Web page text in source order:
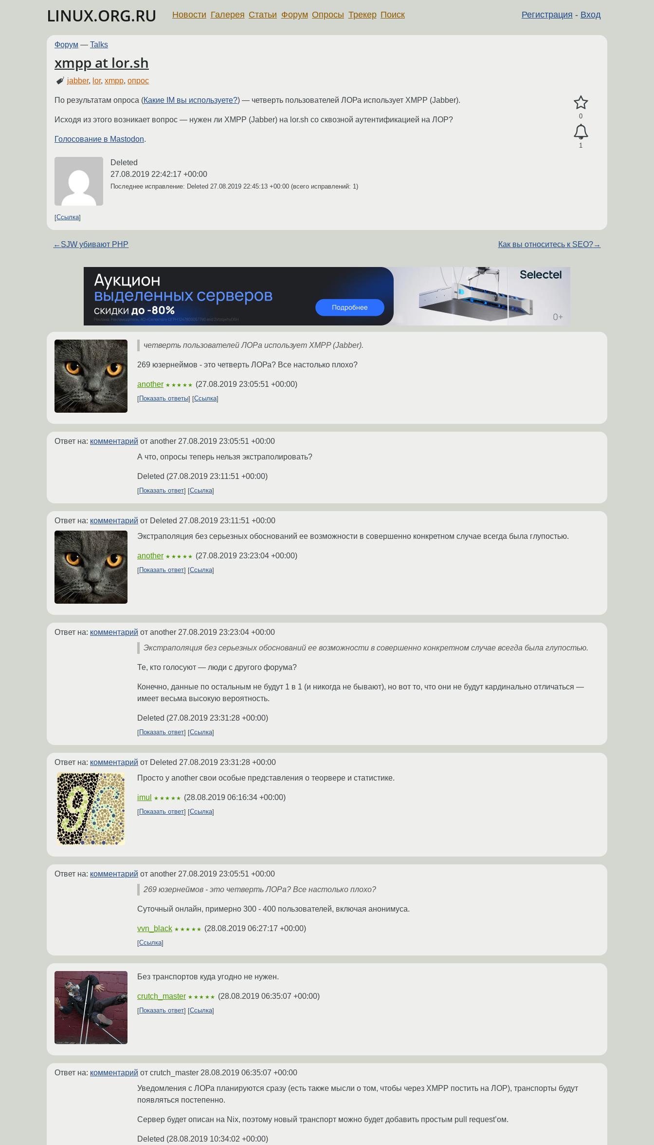
LINUX.ORG.RU Регистрация - Вход
Новости Галерея Статьи Форум Опросы Трекер Поиск
Форум — Talks
xmpp at lor.sh
jabber, lor,xmpp,опрос
0
1
По результатам опроса (Какие IM вы используете?) ― четверть пользователей ЛОРа использует XMPP (Jabber).
Исходя из этого возникает вопрос ― нужен ли XMPP (Jabber) на lor.sh со сквозной аутентификацией на ЛОР?
Голосование в Mastodon.
Deleted
27.08.2019 22:42:17 +00:00
Последнее исправление: Deleted 27.08.2019 22:45:13 +00:00 (всего исправлений: 1)
Ссылка
← SJW убивают PHP Как вы относитесь к SEO?→
четверть пользователей ЛОРа использует XMPP (Jabber).
269 юзернеймов - это четверть ЛОРа? Все настолько плохо?
another ★★★★★ (27.08.2019 23:05:51 +00:00)
Показать ответы Ссылка
Ответ на: комментарий от another 27.08.2019 23:05:51 +00:00
А что, опросы теперь нельзя экстраполировать?
Deleted (27.08.2019 23:11:51 +00:00)
Показать ответ Ссылка
Ответ на: комментарий от Deleted 27.08.2019 23:11:51 +00:00
Экстраполяция без серьезных обоснований ее возможности в совершенно конкретном случае всегда была глупостью.
another ★★★★★ (27.08.2019 23:23:04 +00:00)
Показать ответ Ссылка
Ответ на: комментарий от another 27.08.2019 23:23:04 +00:00
Экстраполяция без серьезных обоснований ее возможности в совершенно конкретном случае всегда была глупостью.
Те, кто голосуют ― люди с другого форума?
Конечно, данные по остальным не будут 1 в 1 (и никогда не бывают), но вот то, что они не будут кардинально отличаться ―
имеет весьма высокую вероятность.
Deleted (27.08.2019 23:31:28 +00:00)
Показать ответ Ссылка
Ответ на: комментарий от Deleted 27.08.2019 23:31:28 +00:00
Просто у another свои особые представления о теорвере и статистике.
imul ★★★★★ (28.08.2019 06:16:34 +00:00)
Показать ответ Ссылка
Ответ на: комментарий от another 27.08.2019 23:05:51 +00:00
269 юзернеймов - это четверть ЛОРа? Все настолько плохо?
Суточный онлайн, примерно 300 - 400 пользователей, включая анонимуса.
vvn_black ★★★★★ (28.08.2019 06:27:17 +00:00)
Ссылка
Без транспортов куда угодно не нужен.
crutch_master ★★★★★ (28.08.2019 06:35:07 +00:00)
Показать ответ Ссылка
Ответ на: комментарий от crutch_master 28.08.2019 06:35:07 +00:00
Уведомления с ЛОРа планируются сразу (есть также мысли о том, чтобы через XMPP постить на ЛОР), транспорты будут
появляться постепенно.
Сервер будет описан на Nix, поэтому новый транспорт можно будет добавить простым pull request’ом.
Deleted (28.08.2019 10:34:02 +00:00)